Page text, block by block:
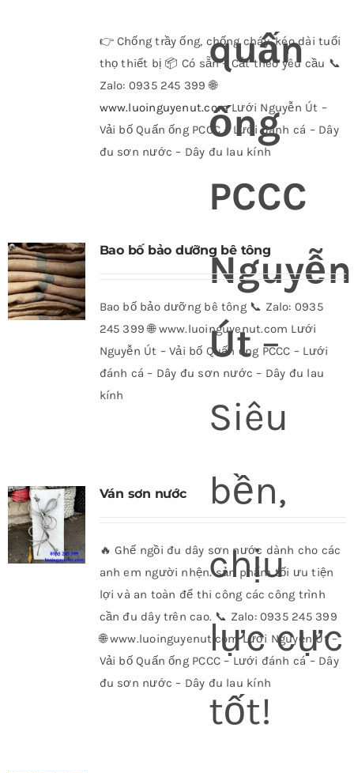
quấn
ống
PCCC
Nguyễn
Út–
Siêu
bền,
chịu
lực cực
tốt!
👉 Chống trầy ống, chống cháy, kéo dài tuổi
thọ thiết bị 📦 Có sẵn – Cắt theo yêu cầu 📞
Zalo: 0935 245 399 🌐
www.luoinguyenut.comLưới Nguyễn Út –
Vải bố Quấn ống PCCC – Lưới đánh cá – Dây
đu sơn nước – Dây đu lau kính
Bao bố bảo dưỡng bê tông
Bao bố bảo dưỡng bê tông 📞 Zalo: 0935
245 399 🌐 www.luoinguyenut.com Lưới
Nguyễn Út – Vải bố Quấn ống PCCC – Lưới
đánh cá – Dây đu sơn nước – Dây đu lau
kính
Ván sơn nước
🔥 Ghế ngồi đu dây sơn nước dành cho các
anh em người nhện. sản phẩm tối ưu tiện
lợi và an toàn để thi công các công trình
cần đu dây trên cao. 📞 Zalo: 0935 245 399
🌐 www.luoinguyenut.com Lưới Nguyễn Út –
Vải bố Quấn ống PCCC – Lưới đánh cá – Dây
đu sơn nước – Dây đu lau kính